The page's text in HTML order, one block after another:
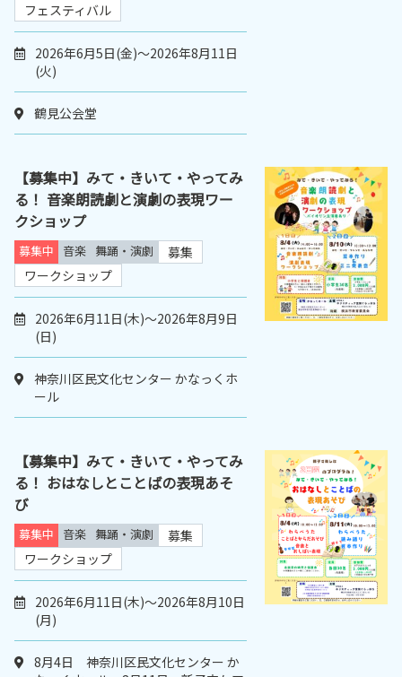
フェスティバル
2026年6月5日(金)～2026年8月11日
(火)
鶴見公会堂
【募集中】みて・きいて・やってみ
る！ 音楽朗読劇と演劇の表現ワー
クショップ
募集中 音楽 舞踊・演劇
募集
ワークショップ
2026年6月11日(木)～2026年8月9日
(日)
神奈川区民文化センター かなっくホ
ール
【募集中】みて・きいて・やってみ
る！ おはなしとことばの表現あそ
び
募集中 音楽 舞踊・演劇
募集
ワークショップ
2026年6月11日(木)～2026年8月10日
(月)
8月4日 神奈川区民文化センター か